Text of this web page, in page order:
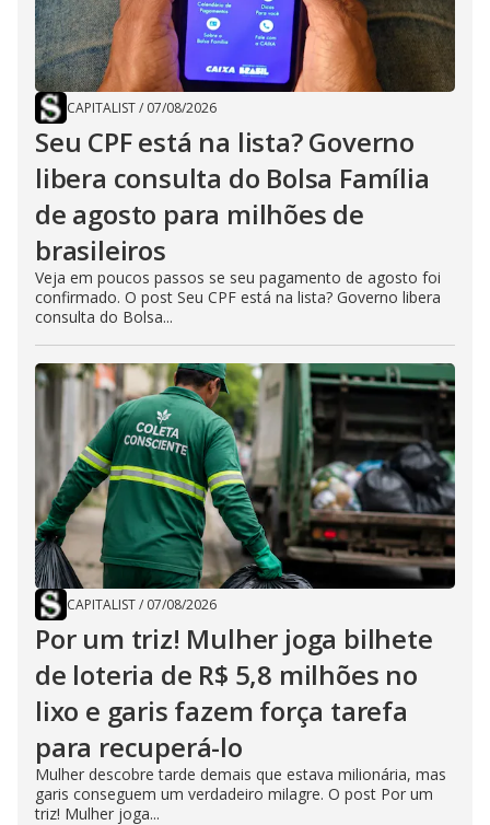
CAPITALIST/ 07/08/2026
Seu CPF está na lista? Governo
libera consulta do Bolsa Família
de agosto para milhões de
brasileiros
Veja em poucos passos se seu pagamento de agosto foi
confirmado. O post Seu CPF está na lista? Governo libera
consulta do Bolsa...
CAPITALIST/ 07/08/2026
Por um triz! Mulher joga bilhete
de loteria de R$ 5,8 milhões no
lixo e garis fazem força tarefa
para recuperá-lo
Mulher descobre tarde demais que estava milionária, mas
garis conseguem um verdadeiro milagre. O post Por um
triz! Mulher joga...